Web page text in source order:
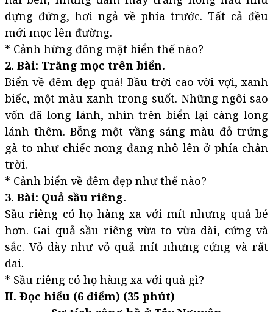
dựng đứng, hơi ngả về phía trước. Tất cả đều
mới mọc lên đường.
* Cảnh hừng đông mặt biển thế nào?
2. Bài: Trăng mọc trên biển.
Biển về đêm đẹp quá! Bầu trời cao vời vợi, xanh
biếc, một màu xanh trong suốt. Những ngôi sao
vốn đã long lánh, nhìn trên biển lại càng long
lánh thêm. Bỗng một vầng sáng màu đỏ trứng
gà to như chiếc nong đang nhô lên ở phía chân
trời.
* Cảnh biển về đêm đẹp như thế nào?
3. Bài: Quả sầu riêng.
Sầu riêng có họ hàng xa với mít nhưng quả bé
hơn. Gai quả sầu riêng vừa to vừa dài, cứng và
sắc. Vỏ dày như vỏ quả mít nhưng cứng và rất
dai.
* Sầu riêng có họ hàng xa với quả gì?
II. Đọc hiểu (6 điểm) (35 phút)